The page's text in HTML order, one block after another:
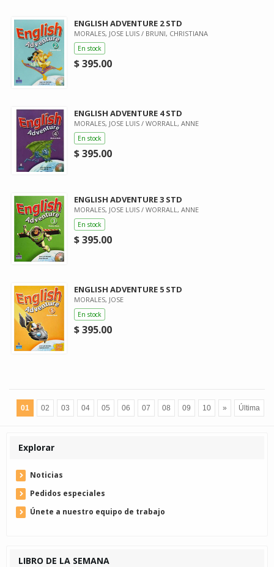
ENGLISH ADVENTURE 2 STD
MORALES, JOSE LUIS / BRUNI, CHRISTIANA
En stock
$ 395.00
ENGLISH ADVENTURE 4 STD
MORALES, JOSE LUIS / WORRALL, ANNE
En stock
$ 395.00
ENGLISH ADVENTURE 3 STD
MORALES, JOSE LUIS / WORRALL, ANNE
En stock
$ 395.00
ENGLISH ADVENTURE 5 STD
MORALES, JOSE
En stock
$ 395.00
01 02 03 04 05 06 07 08 09 10 » Última
Explorar
Noticias
Pedidos especiales
Únete a nuestro equipo de trabajo
LIBRO DE LA SEMANA